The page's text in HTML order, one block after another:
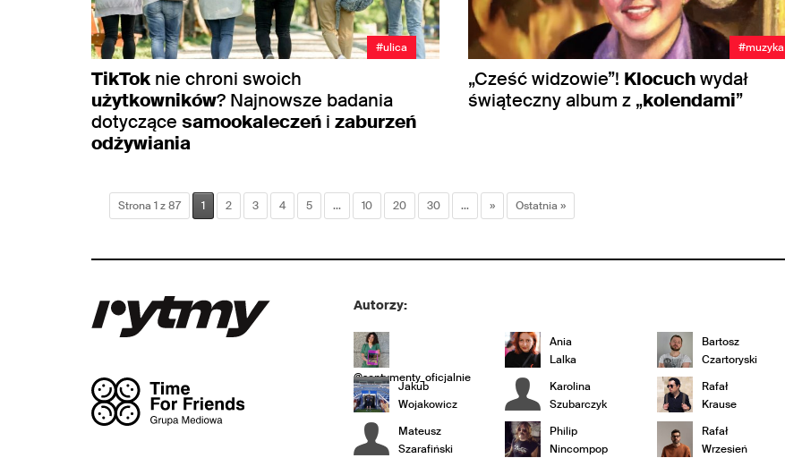
#ulica
TikTok nie chroni swoich
użytkowników? Najnowsze badania
dotyczące samookaleczeń i zaburzeń
odżywiania
#muzyka
„Cześć widzowie”! Klocuchwydał
świąteczny album z „kolendami”
Strona 1 z 87 1 2 3 4 5 ... 10 20 30 ... » Ostatnia »
Autorzy:
@sentymenty_oficjalnie
Ania
Lalka
Bartosz
Czartoryski
Jakub
Wojakowicz
Karolina
Szubarczyk
Rafał
Krause
Mateusz
Szarafiński
Philip
Nincompop
Rafał
Wrzesień